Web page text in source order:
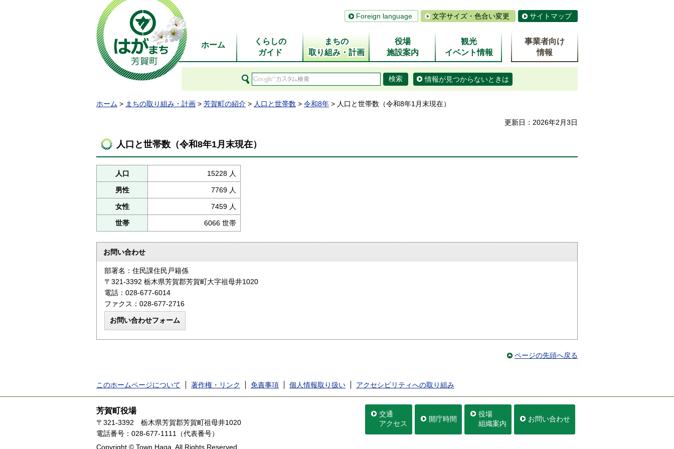
Foreign language 文字サイズ・色合い変更 サイトマップ
ホーム
くらしの
ガイド
まちの
取り組み・計画
役場
施設案内
観光
イベント情報
事業者向け
情報
情報が見つからないときは
ホーム > まちの取り組み・計画 > 芳賀町の紹介 > 人口と世帯数 > 令和8年 > 人口と世帯数（令和8年1月末現在）
更新日：2026年2月3日
人口と世帯数（令和8年1月末現在）
人口 15228 人
男性 7769 人
女性 7459 人
世帯 6066 世帯
お問い合わせ
部署名：住民課住民戸籍係
〒321-3392 栃木県芳賀郡芳賀町大字祖母井1020
電話：028-677-6014
ファクス：028-677-2716
ページの先頭へ戻る
このホームページについて 著作権・リンク 免責事項 個人情報取り扱い アクセシビリティへの取り組み
芳賀町役場
〒321-3392
栃木県芳賀郡芳賀町祖母井1020
電話番号：028-677-1111（代表番号）
交通
アクセス
開庁時間
役場
組織案内
お問い合わせ
Copyright © Town Haga. All Rights Reserved.